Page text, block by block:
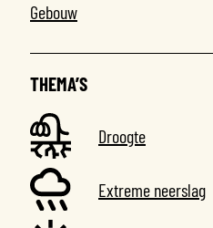
Gebouw
THEMA’S
Droogte
Extreme neerslag